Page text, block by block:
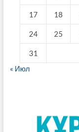
17 18
24 25
31
« Июл